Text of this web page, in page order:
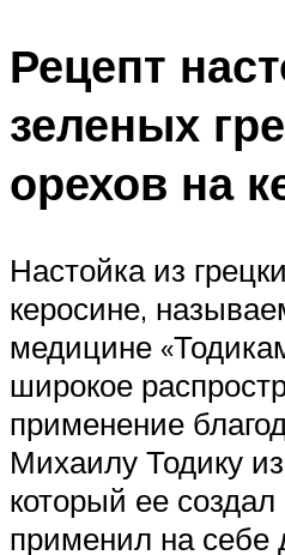
Рецепт
зеленых
орехов на
Настойка из
керосине,
медицине
широкое
применение
Михаилу Тодику
который ее
применил на себе